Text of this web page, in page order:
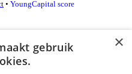
• YoungCapital score
×
gebruik